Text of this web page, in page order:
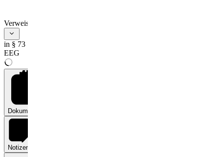
Verweise
in § 73
EEG
Dokumente
Notizen